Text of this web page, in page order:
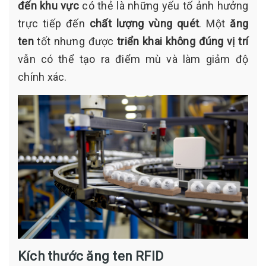
đến khu vựccó thẻ là những yếu tố ảnh hưởng
trực tiếp đến chất lượng vùng quét. Một ăng
tentốt nhưng đượctriển khai không đúng vị trí
vẫn có thể tạo ra điểm mù và làm giảm độ
chính xác.
Kích thước ăng ten RFID